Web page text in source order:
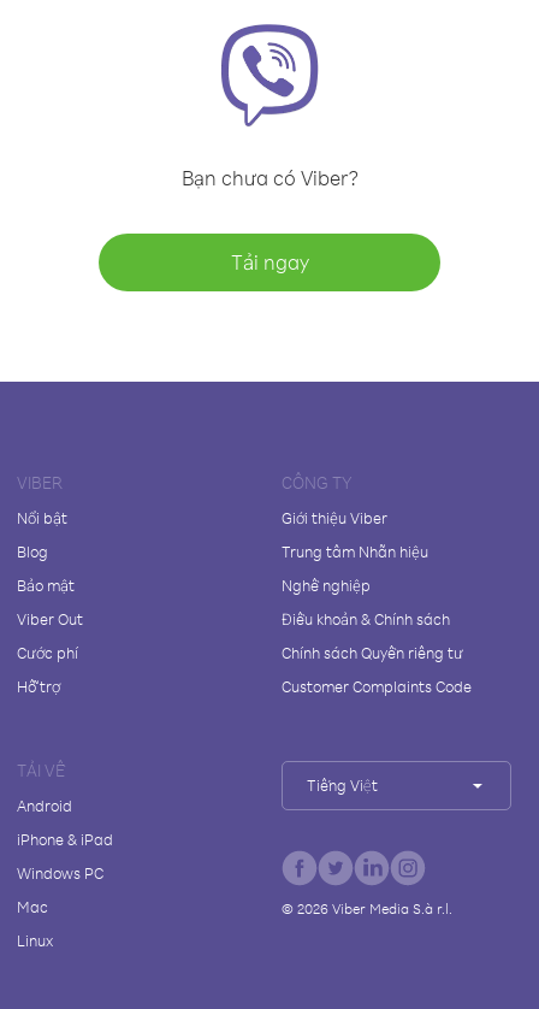
Bạn chưa có Viber?
Tải ngay
VIBER
Nổi bật
Blog
Bảo mật
Viber Out
Cước phí
Hỗ trợ
CÔNG TY
Giới thiệu Viber
Trung tâm Nhãn hiệu
Nghề nghiệp
Điều khoản & Chính sách
Chính sách Quyền riêng tư
Customer Complaints Code
TẢI VỀ
Android
iPhone & iPad
Windows PC
Mac
Linux
Tiếng Việt
© 2026Viber Media S.à r.l.